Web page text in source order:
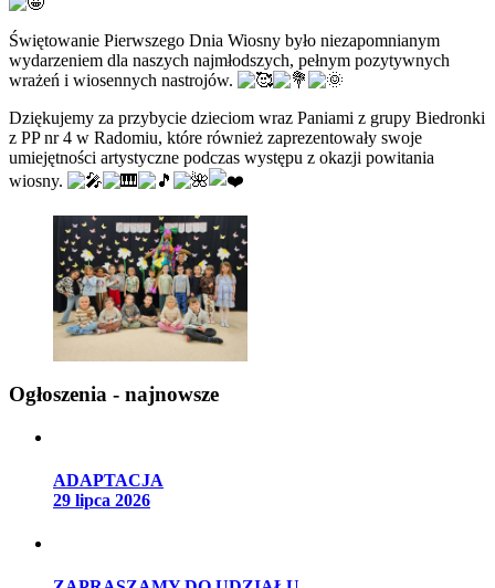
Świętowanie Pierwszego Dnia Wiosny było niezapomnianym
wydarzeniem dla naszych najmłodszych, pełnym pozytywnych
wrażeń i wiosennych nastrojów.
Dziękujemy za przybycie dzieciom wraz Paniami z grupy Biedronki
z PP nr 4 w Radomiu, które również zaprezentowały swoje
umiejętności artystyczne podczas występu z okazji powitania
wiosny.
Ogłoszenia - najnowsze
ADAPTACJA
29 lipca 2026